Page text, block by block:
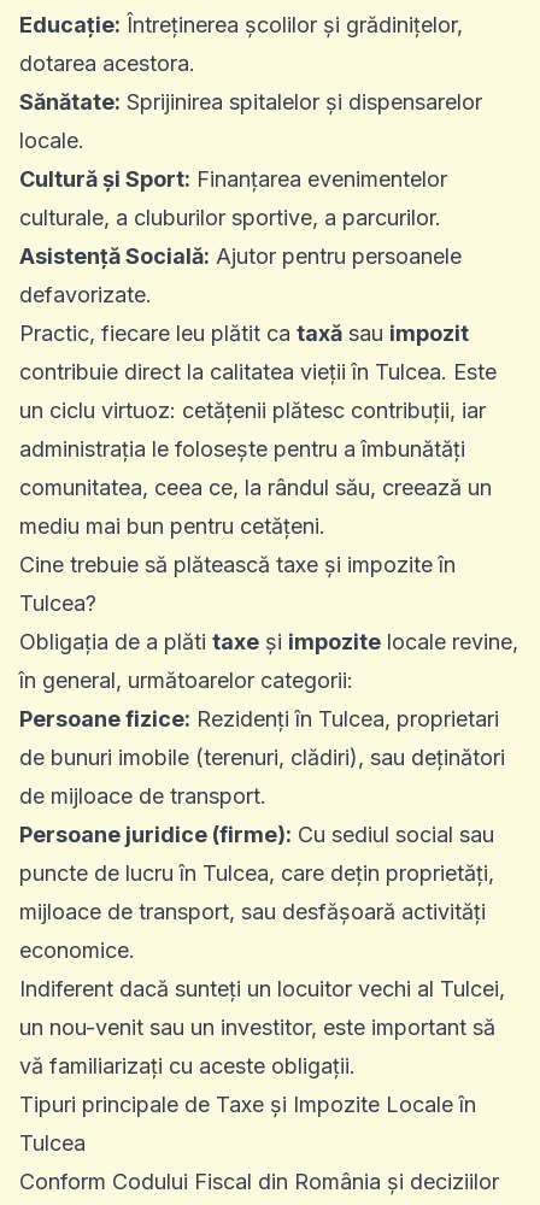
Educație: Întreținerea școlilor și grădinițelor,
dotarea acestora.
Sănătate: Sprijinirea spitalelor și dispensarelor
locale.
Cultură și Sport: Finanțarea evenimentelor
culturale, a cluburilor sportive, a parcurilor.
Asistență Socială: Ajutor pentru persoanele
defavorizate.
Practic, fiecare leu plătit ca taxă sau impozit
contribuie direct la calitatea vieții în Tulcea. Este
un ciclu virtuoz: cetățenii plătesc contribuții, iar
administrația le folosește pentru a îmbunătăți
comunitatea, ceea ce, la rândul său, creează un
mediu mai bun pentru cetățeni.
Cine trebuie să plătească taxe și impozite în
Tulcea?
Obligația de a plăti taxe și impozite locale revine,
în general, următoarelor categorii:
Persoane fizice: Rezidenți în Tulcea, proprietari
de bunuri imobile (terenuri, clădiri), sau deținători
de mijloace de transport.
Persoane juridice (firme): Cu sediul social sau
puncte de lucru în Tulcea, care dețin proprietăți,
mijloace de transport, sau desfășoară activități
economice.
Indiferent dacă sunteți un locuitor vechi al Tulcei,
un nou-venit sau un investitor, este important să
vă familiarizați cu aceste obligații.
Tipuri principale de Taxe și Impozite Locale în
Tulcea
Conform Codului Fiscal din România și deciziilor